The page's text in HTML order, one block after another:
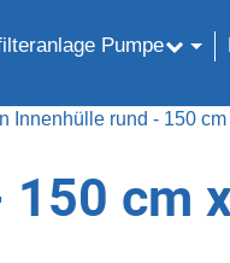
Pumpe
Innenhülle rund - 150
cm